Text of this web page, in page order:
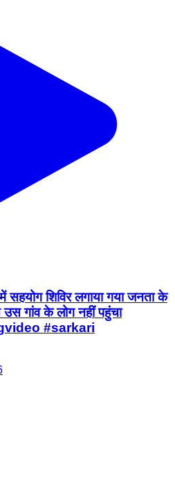
शिविर लगाया गया जनता के
उस गांव के लोग नहीं पहुंचा
#sarkari